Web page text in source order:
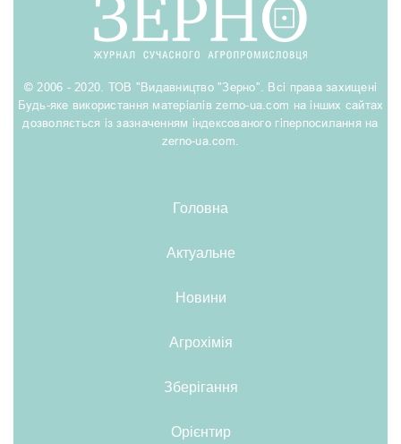
© 2006 - 2020. ТОВ "Видавництво "Зерно". Всі права захищені
Будь-яке використання матеріалів zerno-ua.com на інших сайтах
дозволяється із зазначенням індексованого гіперпосилання на
zerno-ua.com.
Головна
Актуальне
Новини
Агрохімія
Зберігання
Орієнтир